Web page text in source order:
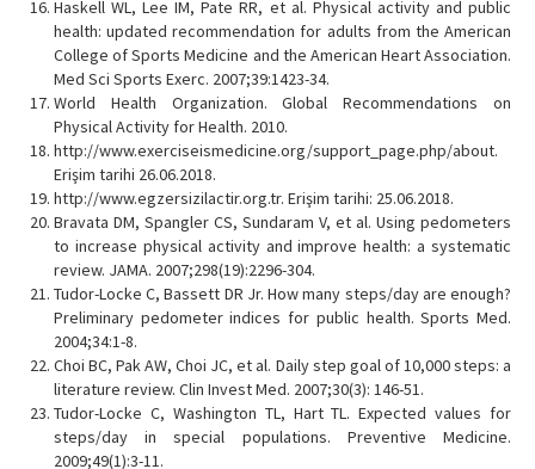
Haskell WL, Lee IM, Pate RR, et al. Physical activity and public
health: updated recommendation for adults from the American
College of Sports Medicine and the American Heart Association.
Med Sci Sports Exerc. 2007;39:1423-34.
World Health Organization. Global Recommendations on
Physical Activity for Health. 2010.
http://www.exerciseismedicine.org/support_page.php/about.
Erişim tarihi 26.06.2018.
http://www.egzersizilactir.org.tr. Erişim tarihi: 25.06.2018.
Bravata DM, Spangler CS, Sundaram V, et al. Using pedometers
to increase physical activity and improve health: a systematic
review. JAMA. 2007;298(19):2296-304.
Tudor-Locke C, Bassett DR Jr. How many steps/day are enough?
Preliminary pedometer indices for public health. Sports Med.
2004;34:1-8.
Choi BC, Pak AW, Choi JC, et al. Daily step goal of 10,000 steps: a
literature review. Clin Invest Med. 2007;30(3): 146-51.
Tudor-Locke C, Washington TL, Hart TL. Expected values for
steps/day in special populations. Preventive Medicine.
2009;49(1):3-11.